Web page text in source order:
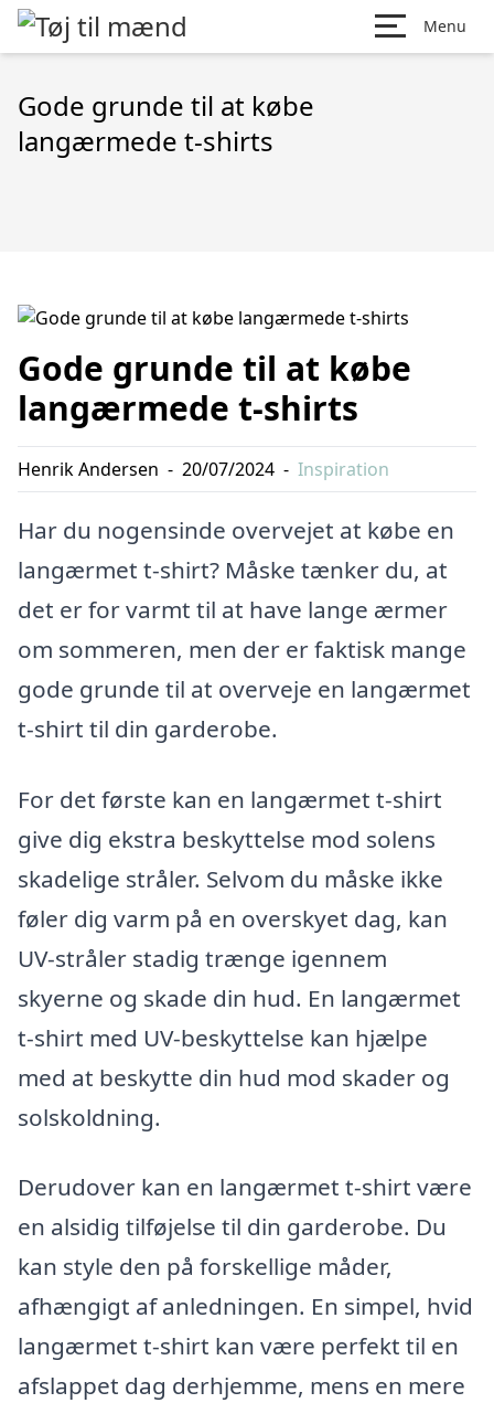
Menu
Gode grunde til at købe
langærmede t-shirts
Gode grunde til at købe
langærmede t-shirts
Henrik Andersen - 20/07/2024 - Inspiration
Har du nogensinde overvejet at købe en
langærmet t-shirt? Måske tænker du, at
det er for varmt til at have lange ærmer
om sommeren, men der er faktisk mange
gode grunde til at overveje en langærmet
t-shirt til din garderobe.
For det første kan en langærmet t-shirt
give dig ekstra beskyttelse mod solens
skadelige stråler. Selvom du måske ikke
føler dig varm på en overskyet dag, kan
UV-stråler stadig trænge igennem
skyerne og skade din hud. En langærmet
t-shirt med UV-beskyttelse kan hjælpe
med at beskytte din hud mod skader og
solskoldning.
Derudover kan en langærmet t-shirt være
en alsidig tilføjelse til din garderobe. Du
kan style den på forskellige måder,
afhængigt af anledningen. En simpel, hvid
langærmet t-shirt kan være perfekt til en
afslappet dag derhjemme, mens en mere